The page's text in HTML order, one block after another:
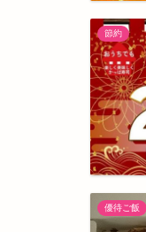
節約
優待ご飯